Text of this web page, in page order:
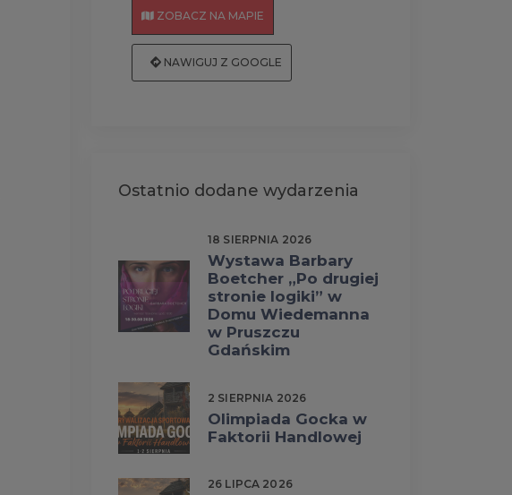
ZOBACZ NA MAPIE
NAWIGUJ Z GOOGLE
Ostatnio dodane wydarzenia
18 SIERPNIA 2026
Wystawa Barbary
Boetcher „Po drugiej
stronie logiki” w
Domu Wiedemanna
w Pruszczu
Gdańskim
2 SIERPNIA 2026
Olimpiada Gocka w
Faktorii Handlowej
26 LIPCA 2026